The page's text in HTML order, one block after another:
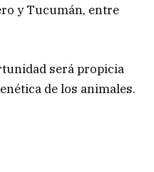
y Tucumán, entre
será propicia
de los animales.